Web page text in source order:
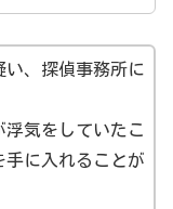
い、探偵事務所に
気をしていたこ
手に入れることが